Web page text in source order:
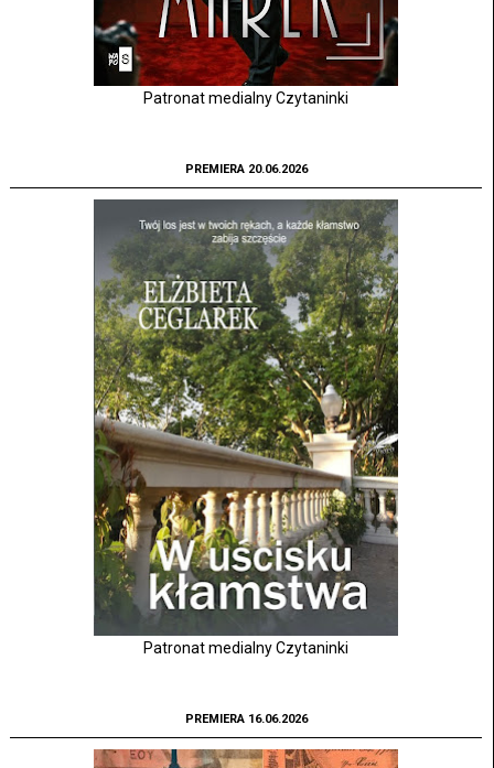
Patronat medialny Czytaninki
PREMIERA 20.06.2026
Patronat medialny Czytaninki
PREMIERA 16.06.2026